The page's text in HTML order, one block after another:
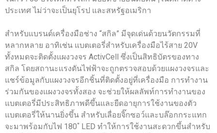
ประเทศ ไม่ว่าจะเป็นยุโรป และสหรัฐอเมริกา
สำหรับแบรนด์เครื่องมือช่าง “สกิล” มีจุดเด่นด้วยนวัตกรรมที่
หลากหลาย อาทิเช่น แบตเตอรี่สำหรับเครื่องมือไร้สาย 20V
ทั้งหมดจะติดตั้งแผงวงจร ActivCell ซึ่งเป็นสิทธิบัตรของทาง
สกิล โดยสถานะแรงดันไฟฟ้าจะถูกตรวจสอบด้วยแผงวงจรและ
แชร์ข้อมูลกับแผงวงจรอีกชิ้นที่ติดตั้งอยู่ที่เครื่องมือ การทำงาน
ร่วมกันของแผงวงจรทั้งสอง จะช่วยให้ผลลัพท์การทำงานของ
แบตเตอรี่มีประสิทธิภาพดีขึ้นและยืดอายุการใช้งานของตัว
แบตเตอรี่ให้นานยิ่งขึ้น สำหรับเลื่อยจิ๊กซอว์และบล๊อกกระแทก
จะมาพร้อมกับไฟ 180 ํ LED ทำให้การใช้งานสะดวกขึ้นสำหรับ